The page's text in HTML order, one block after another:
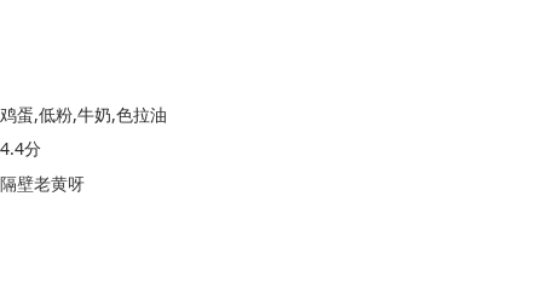
鸡蛋,低粉,牛奶,色拉油
4.4分
隔壁老黄呀